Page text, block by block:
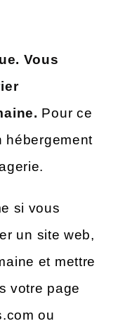
Vous
Pour ce
hébergement
si vous
un site web,
et mettre
votre page
ou